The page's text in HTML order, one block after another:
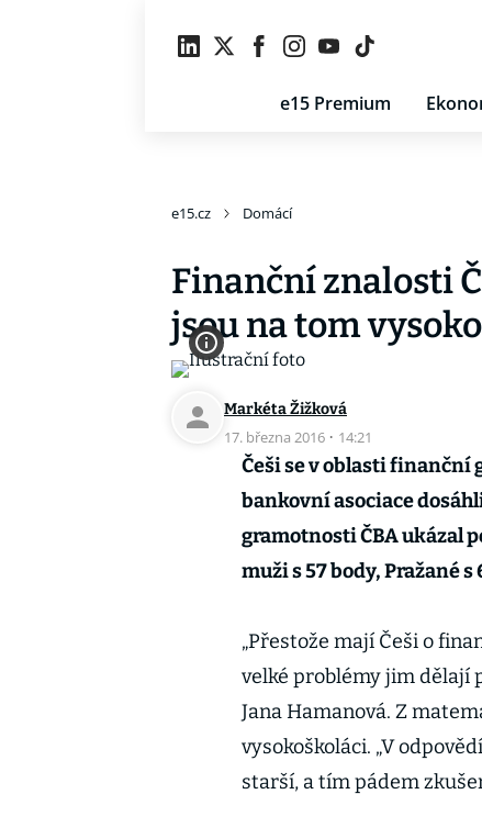
e15 Premium
e15.cz Domácí
Finanční znalosti
jsou na tom
Markéta Žižková
17. března 2016 · 14:21
Češi se v oblasti finanční
bankovní asociace
gramotnosti ČBA ukázal
muži s 57 body, Pražané
„Přestože mají Češi o
velké problémy jim dělají
Jana Hamanová. Z
vysokoškoláci. „V
starší, a tím pádem